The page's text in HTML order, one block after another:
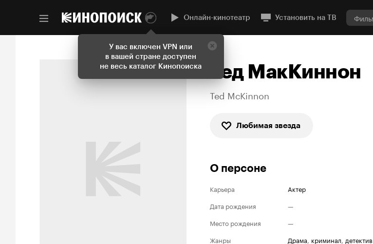
У вас включен VPN или
в вашей стране доступен
не весь каталог Кинопоиска
Онлайн-кинотеатр Установить на ТВ
Тед МакКиннон
Ted McKinnon
Любимая звезда
О персоне
Карьера
Актер
Дата рождения
—
Место рождения
—
Жанры
драма, криминал, детектив